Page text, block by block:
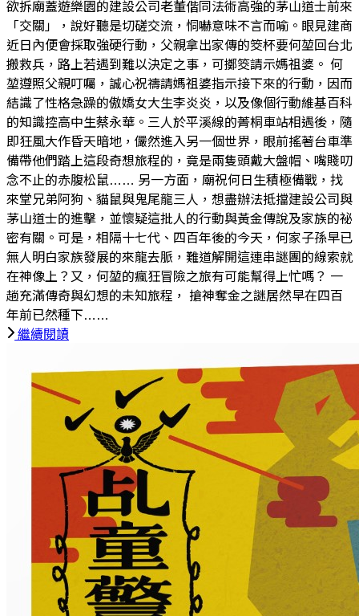
欲拆廟蓋遊樂園的建設公司老董偕同法術高強的茅山道士前來
「交關」，說好聽是切磋交流，恫嚇意味不言而喻。眼見建商
近日內便會採取強硬行動，父親拿出家傳的筊杯要何堃回台北
搬救兵，路上若遇到難以決定之事，可擲筊請示媽祖婆。 何
堃遵照父親叮囑，誠心祝禱請媽祖婆指示接下來的行動，因而
結識了性格急躁的傲嬌女大生李炎炎，以及像個行動維基百科
的知識控高中生蔡永華。三人於平溪線的菁桐車站相遇後，隨
即狂風大作昏天暗地，儼然進入另一個世界，眼前搖著台車準
備帶他們踏上這段奇想旅程的，竟是兩隻頭戴大盤帽、嘴賤叨
念不止的赤腹松鼠…… 另一方面，廟祝何日生積極備戰，找
來堂兄弟阿狗、貓鼠與鬼尾龍三人，想盡辦法抵擋建設公司與
茅山道士的進擊，並懷疑這批人的行動與黃金傳說及家族的祕
密有關。可是，相隔十七代、四百年後的今天，何家子孫早已
無人明白家族發展的來龍去脈，難道解開這連串謎團的線索就
在神像上？又，何堃的瘋狂冒險之旅有可能幫得上忙嗎？ 一
趟充滿傳奇與幻想的未知旅程， 搶神奪金之謎居然早在四百
年前已然種下……
繼續閱讀